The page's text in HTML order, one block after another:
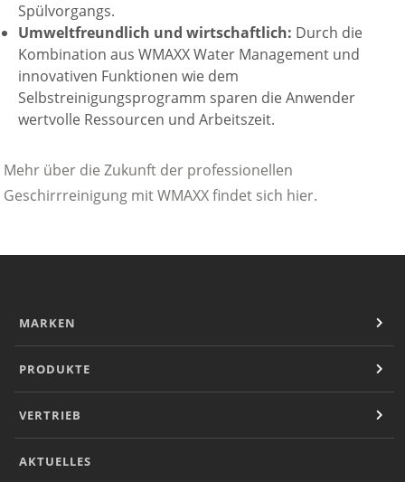
Spülvorgangs.
Umweltfreundlich und wirtschaftlich: Durch die
Kombination aus WMAXX Water Management und
innovativen Funktionen wie dem
Selbstreinigungsprogramm sparen die Anwender
wertvolle Ressourcen und Arbeitszeit.
Mehr über die Zukunft der professionellen
Geschirrreinigung mit WMAXX findet sich hier.
MARKEN
PRODUKTE
VERTRIEB
AKTUELLES